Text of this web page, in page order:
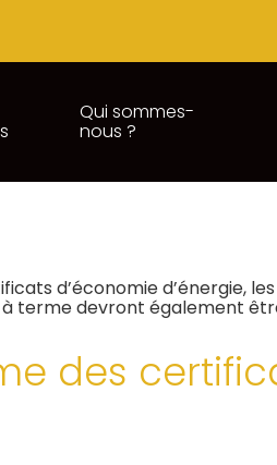
Qui sommes-
nous ?
DES
d’économie d’énergie,
terme devront également
des